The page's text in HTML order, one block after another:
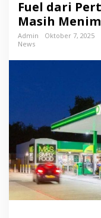
A
K
R
d
o
S
e
p
a
k
a
t
B
e
Fuel dari
Masih
Admin
Oktober 7, 2025
News